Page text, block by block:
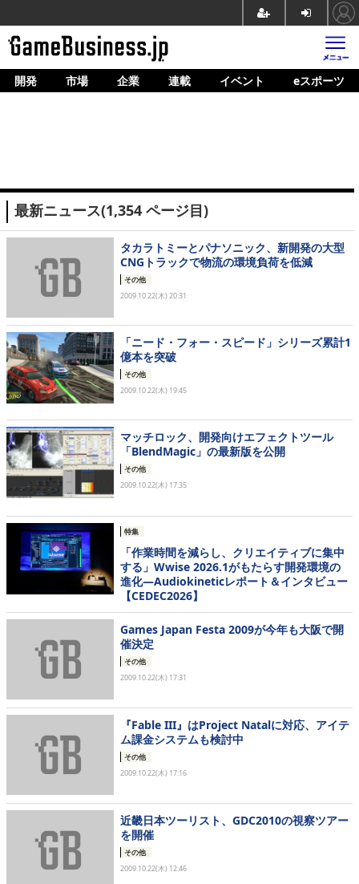
ホーム
企業動向
産業政策
イベント/セミナー
eスポーツ
開発 市場 企業 連載 イベント eスポーツ
最新ニュース(1,354 ページ目)
タカラトミーとパナソニック、新開発の大型
CNGトラックで物流の環境負荷を低減
その他
2009.10.22(木) 20:31
「ニード・フォー・スピード」シリーズ累計1
億本を突破
その他
2009.10.22(木) 19:45
マッチロック、開発向けエフェクトツール
「BlendMagic」の最新版を公開
その他
2009.10.22(木) 17:35
特集
「作業時間を減らし、クリエイティブに集中
する」Wwise 2026.1がもたらす開発環境の
進化―Audiokineticレポート＆インタビュー
【CEDEC2026】
Games Japan Festa 2009が今年も大阪で開
催決定
その他
2009.10.22(木) 17:31
『Fable III』はProject Natalに対応、アイテ
ム課金システムも検討中
その他
2009.10.22(木) 17:16
近畿日本ツーリスト、GDC2010の視察ツアー
を開催
その他
2009.10.22(木) 12:46